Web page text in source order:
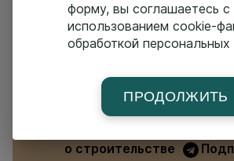
В нашем Telegram-
о строительстве
форму, вы соглашаетесь с
использованием cookie-
обработкой
ПРОДОЛЖИТЬ